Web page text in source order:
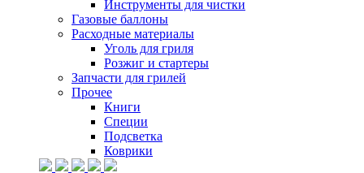
Инструменты для чистки
Газовые баллоны
Расходные материалы
Уголь для гриля
Розжиг и стартеры
Запчасти для грилей
Прочее
Книги
Специи
Подсветка
Коврики